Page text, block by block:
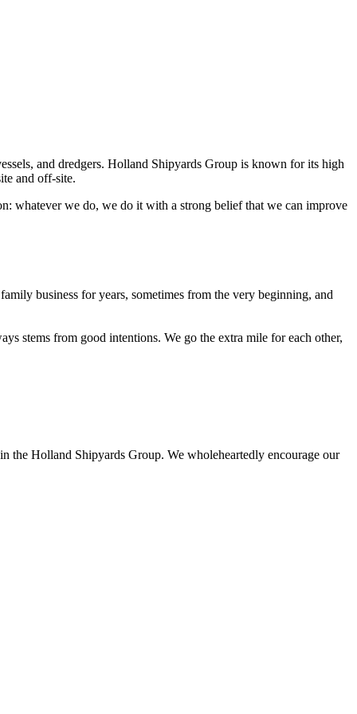
and dredgers. Holland Shipyards Group is known for its high
and off-site.
whatever we do, we do it with a strong belief that we can improve
business for years, sometimes from the very beginning, and
stems from good intentions. We go the extra mile for each other,
the Holland Shipyards Group. We wholeheartedly encourage our